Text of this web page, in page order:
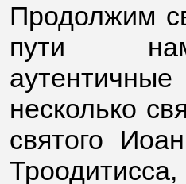
Продолжим
пути
несколько
святого